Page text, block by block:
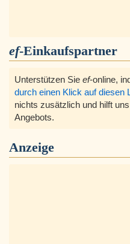
ef-Einkaufspartner
Unterstützen Sie ef-online,
durch einen Klick auf diesen
nichts zusätzlich und hilft
Angebots.
Anzeige